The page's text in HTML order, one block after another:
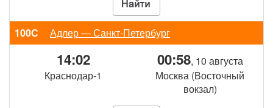
100С Адлер — Санкт-Петербург
14:02
Краснодар-1
00:58, 10 августа
Москва (Восточный
вокзал)